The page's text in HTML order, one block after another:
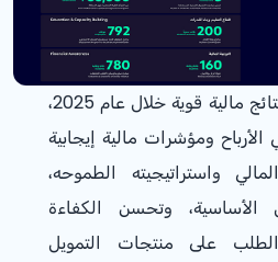
مالية قوية خلال عام 2025،
ومؤشرات مالية إيجابية
واستراتيجيته الطموحه،
الأساسية، وتحسن الكفاءة
الطلب على منتجات التمويل